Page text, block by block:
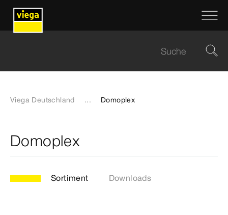
Viega Deutschland ... Domoplex
Domoplex
Sortiment Downloads